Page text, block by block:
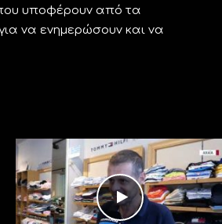
υποφέρουν από τα
να ενημερώσουν και να